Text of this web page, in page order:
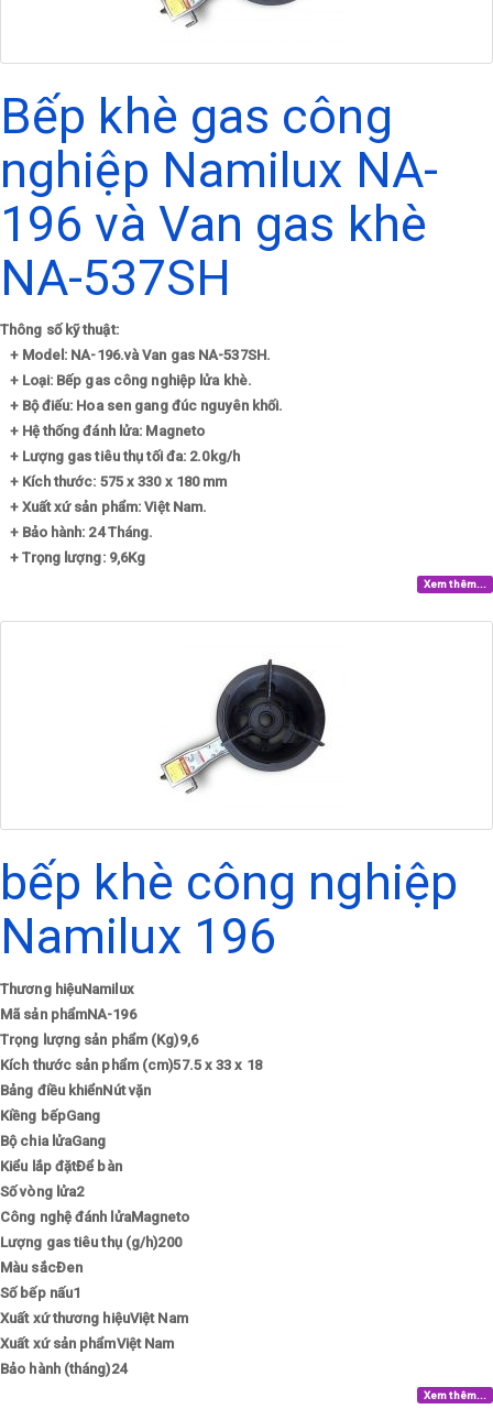
Bếp khè gas công
nghiệp Namilux NA-
196 và Van gas khè
NA-537SH
Thông số kỹ thuật:
+Model: NA-196.và Van gas NA-537SH.
+ Loại: Bếp gas công nghiệp lửa khè.
+ Bộ điếu: Hoa sen gang đúc nguyên khối.
+ Hệ thống đánh lửa: Magneto
+ Lượng gas tiêu thụ tối đa: 2.0kg/h
+ Kích thước: 575 x 330 x 180 mm
+ Xuất xứ sản phẩm: Việt Nam.
+ Bảo hành: 24 Tháng.
+ Trọng lượng: 9,6Kg
Xem thêm...
bếp khè công nghiệp
Namilux 196
Thương hiệuNamilux
Mã sản phẩmNA-196
Trọng lượng sản phẩm (Kg)9,6
Kích thước sản phẩm (cm)57.5 x 33 x 18
Bảng điều khiểnNút vặn
Kiềng bếpGang
Bộ chia lửaGang
Kiểu lắp đặtĐể bàn
Số vòng lửa2
Công nghệ đánh lửaMagneto
Lượng gas tiêu thụ (g/h)200
Màu sắcĐen
Số bếp nấu1
Xuất xứ thương hiệuViệt Nam
Xuất xứ sản phẩmViệt Nam
Bảo hành (tháng)24
Xem thêm...